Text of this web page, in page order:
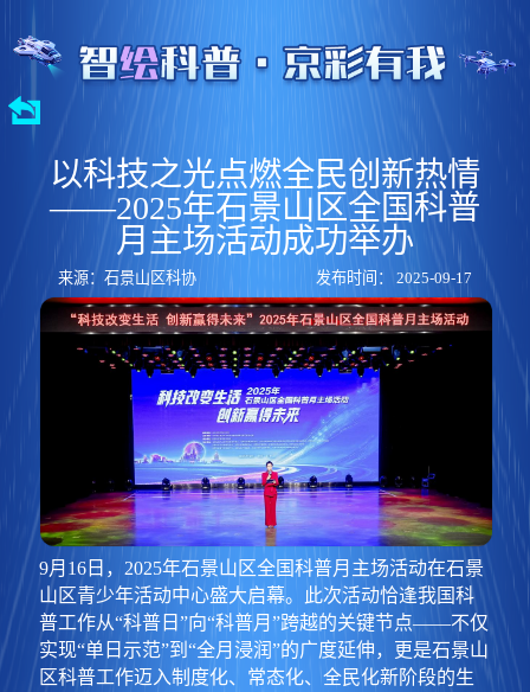
以科技之光点燃全民创新热情
——2025年石景山区全国科普
月主场活动成功举办
来源：石景山区科协 发布时间： 2025-09-17
9月16日，2025年石景山区全国科普月主场活动在石景
山区青少年活动中心盛大启幕。此次活动恰逢我国科
普工作从“科普日”向“科普月”跨越的关键节点——不仅
实现“单日示范”到“全月浸润”的广度延伸，更是石景山
区科普工作迈入制度化、常态化、全民化新阶段的生